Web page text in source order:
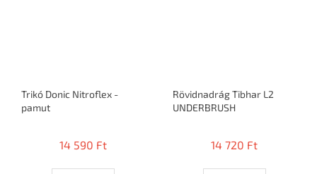
Trikó Donic Nitroflex -
pamut
14 590 Ft
Rövidnadrág Tibhar L2
UNDERBRUSH
14 720 Ft